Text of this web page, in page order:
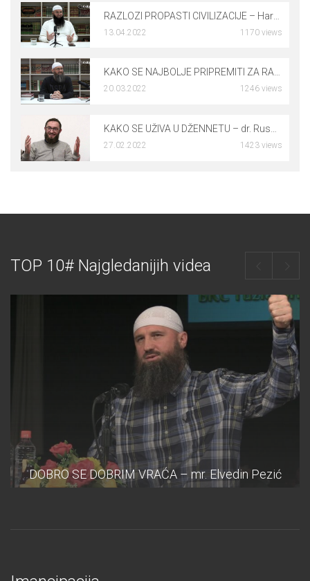
0
13.04.2022 1170 views
0
KAKO SE NAJBOLJE PRIPREMITI ZA RAMAZAN – mr. Elvedin Pezić
20.03.2022 1246 views
0
27.02.2022 1423 views
TOP 10# Najgledanijih videa
DOBRO SE DOBRIM VRAĆA – mr. Elvedin Pezić